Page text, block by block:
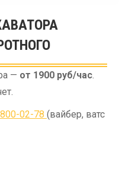
— от 1900 руб/час.
02-78 (вайбер, ватс